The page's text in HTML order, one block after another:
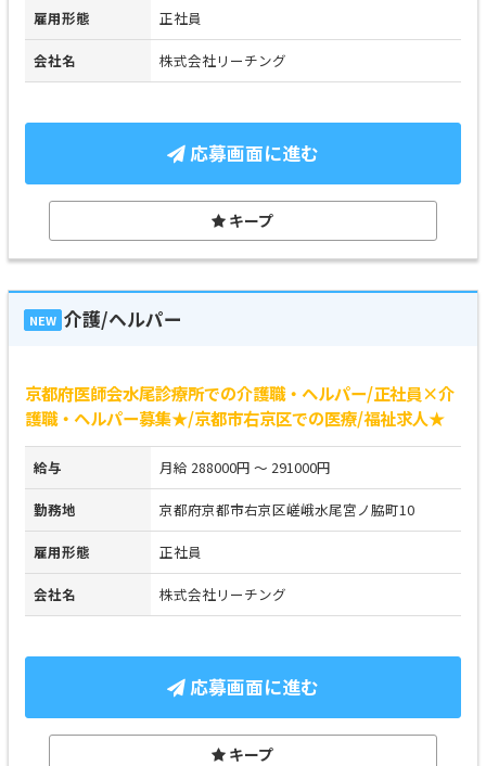
雇用形態 正社員
会社名 株式会社リーチング
応募画面に進む
キープ
NEW 介護/ヘルパー
京都府医師会水尾診療所での介護職・ヘルパー/正社員×介
護職・ヘルパー募集★/京都市右京区での医療/福祉求人★
給与 月給 288000円 ～ 291000円
勤務地 京都府京都市右京区嵯峨水尾宮ノ脇町10
雇用形態 正社員
会社名 株式会社リーチング
応募画面に進む
キープ